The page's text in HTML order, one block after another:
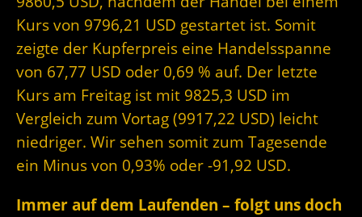
Kurs von 9796,21 USD gestartet ist. Somit
zeigte der Kupferpreis eine Handelsspanne
von 67,77 USD oder 0,69 % auf. Der letzte
Kurs am Freitag ist mit 9825,3 USD im
Vergleich zum Vortag (9917,22 USD) leicht
niedriger. Wir sehen somit zum Tagesende
ein Minus von 0,93% oder -91,92 USD.
Immer auf dem Laufenden – folgt uns doch